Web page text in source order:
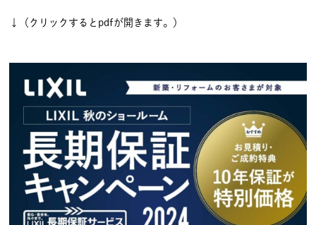
↓（クリックするとpdfが開きます。）